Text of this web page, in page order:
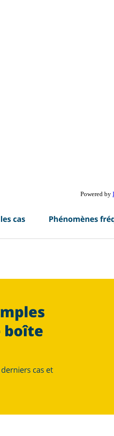
Powered by